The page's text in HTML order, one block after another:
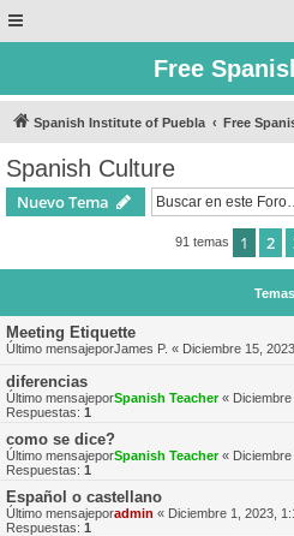
Free
Spanish Institute of Puebla Free
Spanish Culture
Nuevo Tema
91 temas 1 2
Temas
Meeting Etiquette
Último mensajeporJames P. « Diciembre 15,
diferencias
Último mensajeporSpanish Teacher«
Respuestas: 1
como se dice?
Último mensajeporSpanish Teacher«
Respuestas: 1
Español o castellano
Último mensajeporadmin « Diciembre 1, 2023,
Respuestas: 1